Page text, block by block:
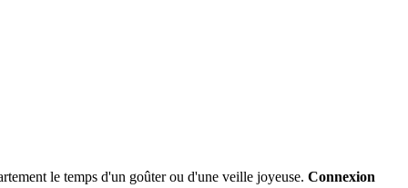
le temps d'un goûter ou d'une veille joyeuse. Connexion